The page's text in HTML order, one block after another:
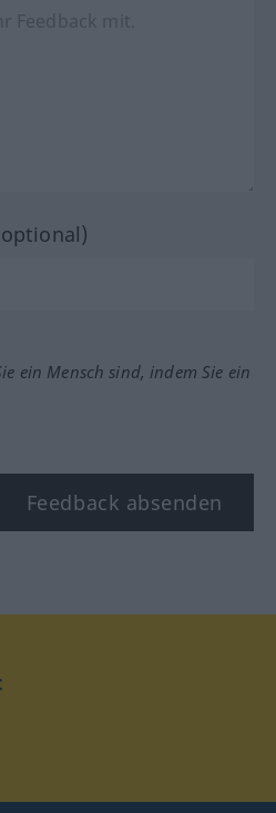
ein Mensch sind, indem Sie ein
Feedback absenden